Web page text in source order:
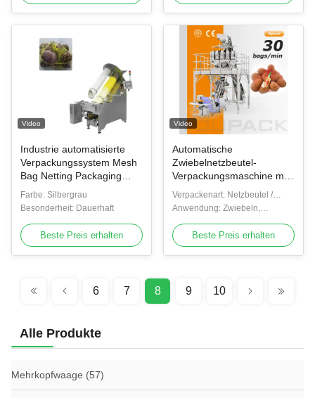
Orangen, Kastanien,
Orangen, Kastanien,
Video
Industrie automatisierte
Verpackungssystem Mesh
Bag Netting Packaging
Machine für Orange
Farbe: Silbergrau
Besonderheit: Dauerhaft
Beste Preis erhalten
Video
Automatische
Zwiebelnetzbeutel-
Verpackungsmaschine mit
Clipper und
Etikettiersystem
Verpackenart: Netzbeutel /
Netzbeutel
Anwendung: Zwiebeln,
Kartoffeln, Knoblauch,
Zitrusfrüchte, Zitronen,
Orangen, Kastanien,
Beste Preis erhalten
6 7 8 9 10
Alle Produkte
Mehrkopfwaage (57)